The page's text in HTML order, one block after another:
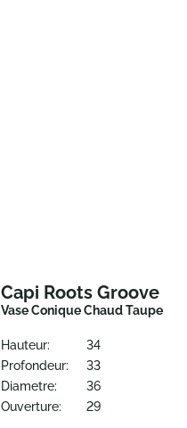
Capi Roots Groove
Vase Conique Chaud Taupe
Hauteur:
34
Profondeur:
33
Diametre:
36
Ouverture:
29